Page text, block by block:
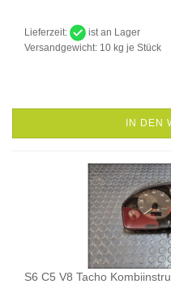
Lieferzeit:
ist an Lager
Versandgewicht: 10 kg je Stück
IN DEN
S6 C5 V8 Tacho